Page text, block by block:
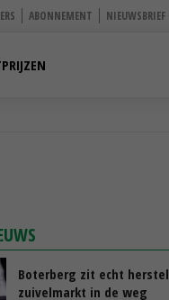
ABONNEMENT NIEUWSBRIEF
Boterberg zit echt herstel
zuivelmarkt in de weg